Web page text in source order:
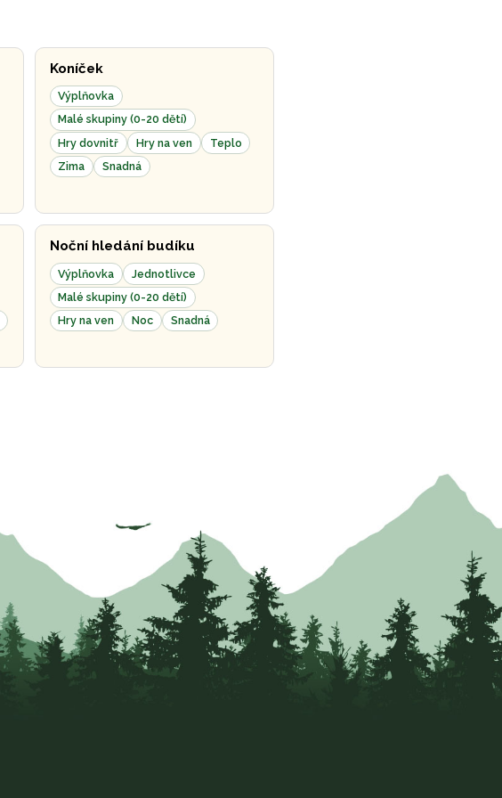
Koníček
Výplňovka
Malé skupiny (0-20 dětí)
Hry dovnitř
Hry na ven
Teplo
Zima
Snadná
Noční hledání budíku
Výplňovka
Jednotlivce
Malé skupiny (0-20 dětí)
Hry na ven
Noc Snadná